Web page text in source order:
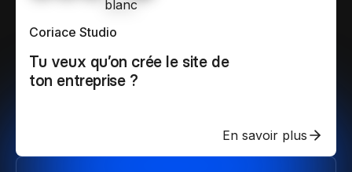
Coriace Studio
Tu veux qu’on crée le site de
ton entreprise ?
En savoir plus